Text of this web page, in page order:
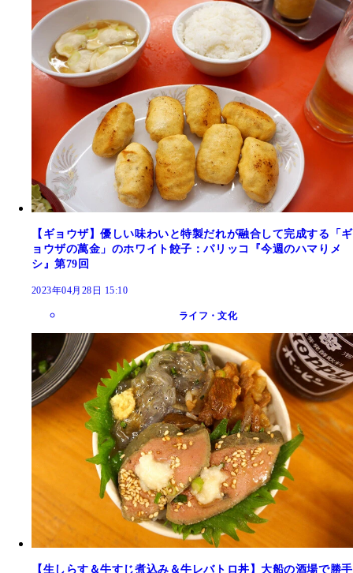
【ギョウザ】優しい味わいと特製だれが融合して完成する「ギ
ョウザの萬金」のホワイト餃子：パリッコ『今週のハマりメ
シ』第79回
2023年04月28日 15:10
ライフ・文化
【生しらす＆牛すじ煮込み＆牛レバトロ丼】大船の酒場で勝手